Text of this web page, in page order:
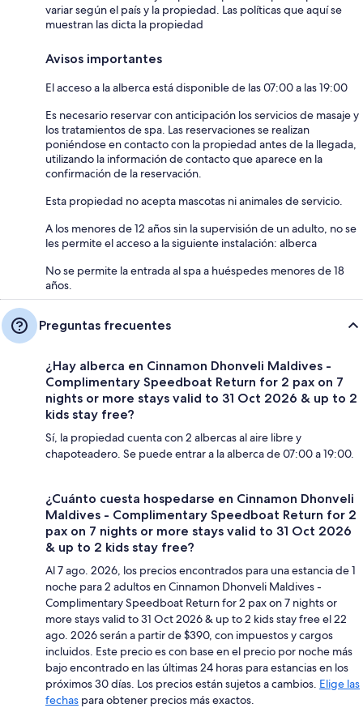
variar según el país y la propiedad. Las políticas que aquí se
muestran las dicta la propiedad
Avisos importantes
El acceso a la alberca está disponible de las 07:00 a las 19:00
Es necesario reservar con anticipación los servicios de masaje y
los tratamientos de spa. Las reservaciones se realizan
poniéndose en contacto con la propiedad antes de la llegada,
utilizando la información de contacto que aparece en la
confirmación de la reservación.
Esta propiedad no acepta mascotas ni animales de servicio.
A los menores de 12 años sin la supervisión de un adulto, no se
les permite el acceso a la siguiente instalación: alberca
No se permite la entrada al spa a huéspedes menores de 18
años.
Preguntas frecuentes
¿Hay alberca en Cinnamon Dhonveli Maldives -
Complimentary Speedboat Return for 2 pax on 7
nights or more stays valid to 31 Oct 2026 & up to 2
kids stay free?
Sí, la propiedad cuenta con 2 albercas al aire libre y
chapoteadero. Se puede entrar a la alberca de 07:00 a 19:00.
¿Cuánto cuesta hospedarse en Cinnamon Dhonveli
Maldives - Complimentary Speedboat Return for 2
pax on 7 nights or more stays valid to 31 Oct 2026
& up to 2 kids stay free?
Al 7 ago. 2026, los precios encontrados para una estancia de 1
noche para 2 adultos en Cinnamon Dhonveli Maldives -
Complimentary Speedboat Return for 2 pax on 7 nights or
more stays valid to 31 Oct 2026 & up to 2 kids stay free el 22
ago. 2026 serán a partir de $390, con impuestos y cargos
incluidos. Este precio es con base en el precio por noche más
bajo encontrado en las últimas 24 horas para estancias en los
próximos 30 días. Los precios están sujetos a cambios. Elige las
fechas para obtener precios más exactos.